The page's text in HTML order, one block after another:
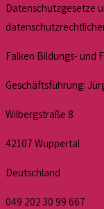
Datenschutzgesetze
Falken Bildungs- und
Geschäftsführung:
Wilbergstraße 8
42107 Wuppertal
Deutschland
049 202 30 99 667